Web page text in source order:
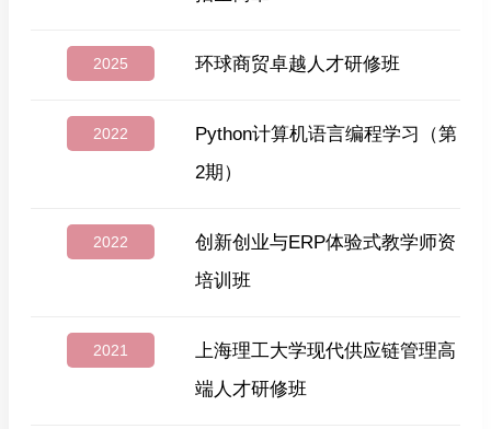
2025 环球商贸卓越人才研修班
2022
Python计算机语言编程学习（第
2期）
2022
创新创业与ERP体验式教学师资
培训班
2021
上海理工大学现代供应链管理高
端人才研修班